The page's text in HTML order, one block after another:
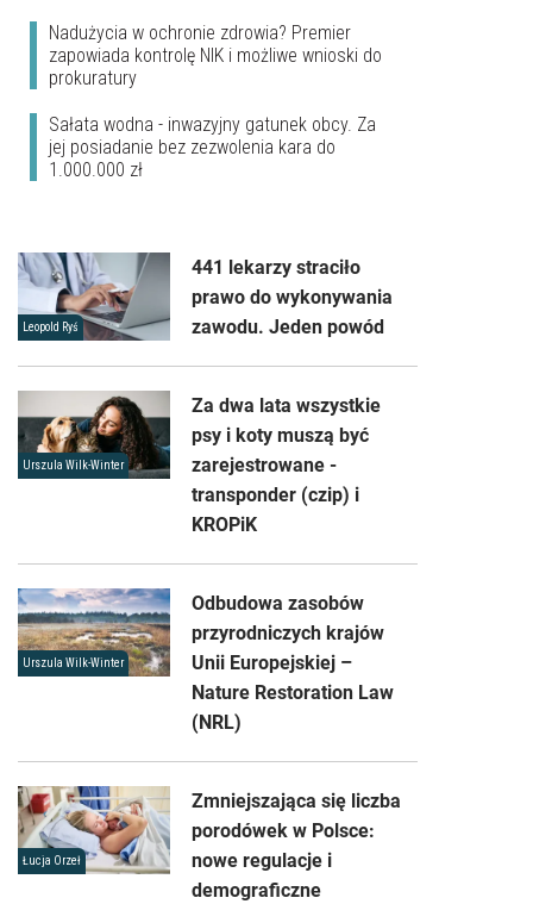
Nadużycia w ochronie zdrowia? Premier
zapowiada kontrolę NIK i możliwe wnioski do
prokuratury
Sałata wodna - inwazyjny gatunek obcy. Za
jej posiadanie bez zezwolenia kara do
1.000.000 zł
Leopold Ryś
441 lekarzy straciło
prawo do wykonywania
zawodu. Jeden powód
Urszula Wilk-Winter
Za dwa lata wszystkie
psy i koty muszą być
zarejestrowane -
transponder (czip) i
KROPiK
Urszula Wilk-Winter
Odbudowa zasobów
przyrodniczych krajów
Unii Europejskiej –
Nature Restoration Law
(NRL)
Łucja Orzeł
Zmniejszająca się liczba
porodówek w Polsce:
nowe regulacje i
demograficzne